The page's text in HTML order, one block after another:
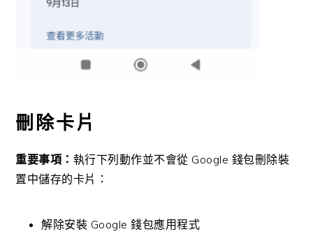
刪除卡片
重要事項： 執行下列動作並不會從 Google 錢包刪除裝
置中儲存的卡片：
解除安裝 Google 錢包應用程式